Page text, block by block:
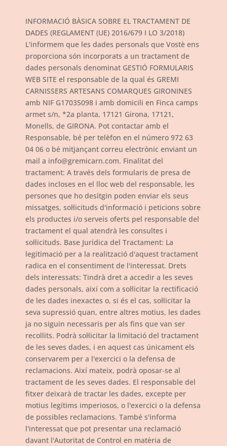
INFORMACIÓ BÀSICA SOBRE EL TRACTAMENT DE
DADES (REGLAMENT (UE) 2016/679 I LO 3/2018)
L'informem que les dades personals que Vostè ens
proporciona són incorporats a un tractament de
dades personals denominat GESTIÓ FORMULARIS
WEB SITE el responsable de la qual és GREMI
CARNISSERS ARTESANS COMARQUES GIRONINES
amb NIF G17035098 i amb domicili en Finca camps
armet s/n, *2a planta, 17121 Girona, 17121,
Monells, de GIRONA. Pot contactar amb el
Responsable, bé per telèfon en el número 972 63
04 06 o bé mitjançant correu electrònic enviant un
mail a info@gremicarn.com. Finalitat del
tractament: A través dels formularis de presa de
dades incloses en el lloc web del responsable, les
persones que ho desitgin poden enviar els seus
missatges, sol·licituds d'informació i peticions sobre
els productes i/o serveis oferts pel responsable del
tractament el qual atendrà les consultes i
sol·licituds. Base Jurídica del Tractament: La
legitimació per a la realització d'aquest tractament
radica en el consentiment de l'interessat. Drets
dels interessats: Tindrà dret a accedir a les seves
dades personals, així com a sol·licitar la rectificació
de les dades inexactes o, si és el cas, sol·licitar la
seva supressió quan, entre altres motius, les dades
ja no siguin necessaris per als fins que van ser
recollits. Podrà sol·licitar la limitació del tractament
de les seves dades, i en aquest cas únicament els
conservarem per a l'exercici o la defensa de
reclamacions. Així mateix, podrà oposar-se al
tractament de les seves dades. El responsable del
fitxer deixarà de tractar les dades, excepte per
motius legítims imperiosos, o l'exercici o la defensa
de possibles reclamacions. També s'informa
l'interessat que pot presentar una reclamació
davant l'Autoritat de Control en matèria de